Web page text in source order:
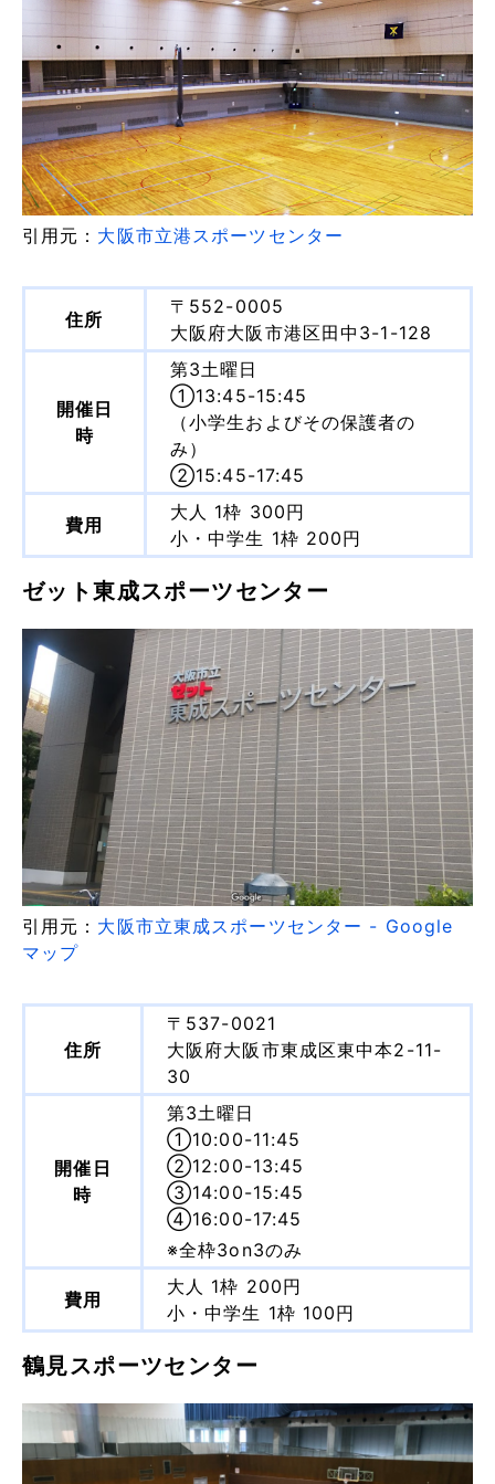
引用元： 大阪市立港スポーツセンター
住所
〒552-0005
大阪府大阪市港区田中3-1-128
開催日
時
第3土曜日
①13:45-15:45
（小学生およびその保護者の
み）
②15:45-17:45
費用
大人 1枠 300円
小・中学生 1枠 200円
ゼット東成スポーツセンター
引用元： 大阪市立東成スポーツセンター - Google
マップ
住所
〒537-0021
大阪府大阪市東成区東中本2-11-
30
開催日
時
第3土曜日
①10:00-11:45
②12:00-13:45
③14:00-15:45
④16:00-17:45
※全枠3on3のみ
費用
大人 1枠 200円
小・中学生 1枠 100円
鶴見スポーツセンター